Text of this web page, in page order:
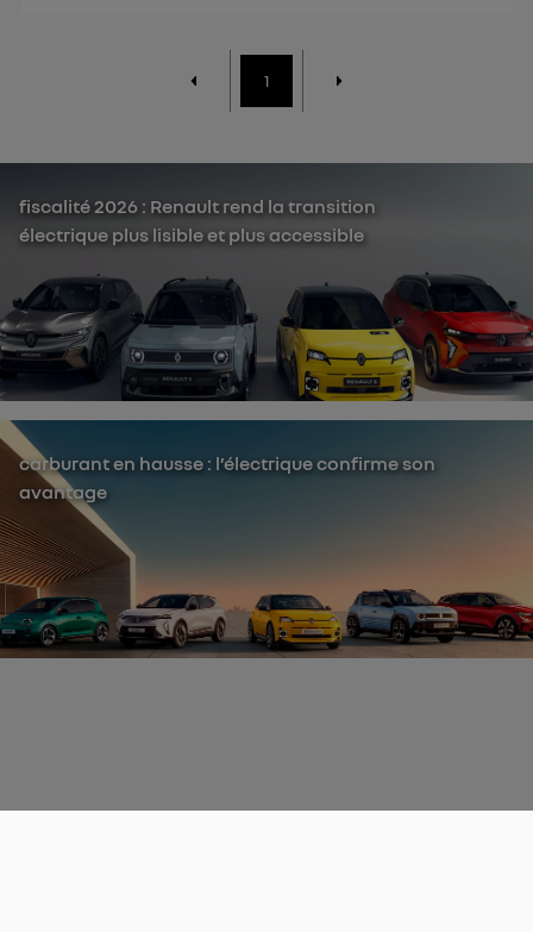
1
fiscalité 2026 : Renault rend la transition
électrique plus lisible et plus accessible
carburant en hausse : l’électrique confirme son
avantage